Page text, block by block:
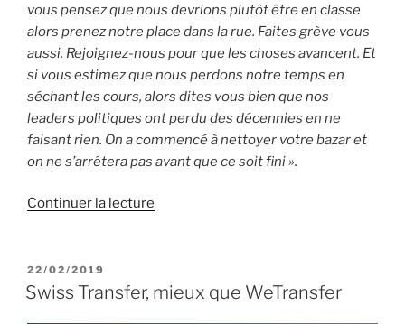
vous pensez que nous devrions plutôt être en classe
alors prenez notre place dans la rue. Faites grève vous
aussi. Rejoignez-nous pour que les choses avancent. Et
si vous estimez que nous perdons notre temps en
séchant les cours, alors dites vous bien que nos
leaders politiques ont perdu des décennies en ne
faisant rien. On a commencé à nettoyer votre bazar et
on ne s’arrêtera pas avant que ce soit fini ».
Continuer la lecture
Thunberg
PUBLIÉ
LE
22/02/2019
Swiss Transfer, mieux que WeTransfer